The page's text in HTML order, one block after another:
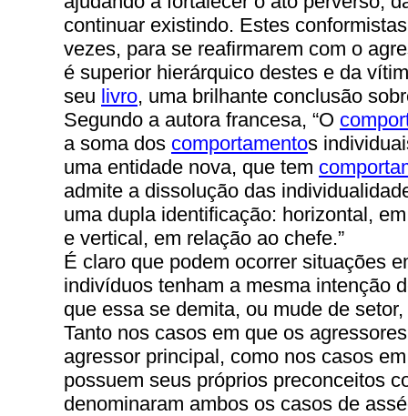
continuar existindo. Estes
vezes, para se reafirmarem com o
é superior hierárquico destes e da
seu livro, uma brilhante conclusão
Segundo a autora francesa, “O
a soma dos comportamentos
uma entidade nova, que tem
admite a dissolução das
uma dupla identificação: horizontal,
e vertical, em relação ao chefe.”
É claro que podem ocorrer situações
indivíduos tenham a mesma intenção
que essa se demita, ou mude de
Tanto nos casos em que os
agressor principal, como nos casos
possuem seus próprios preconceitos
denominaram ambos os casos de